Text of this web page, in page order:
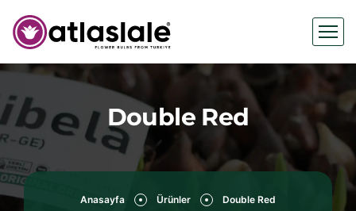
Double Red
Anasayfa Ürünler Double Red